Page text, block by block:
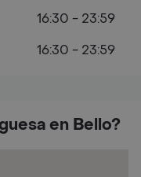
en Bello?
16:30 - 23:59
16:30 - 23:59